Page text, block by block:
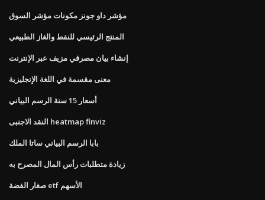
مؤشر داو جونز مكونات مؤشر السوق
المنتج الرئيسي للنفط والغاز الطبيعي
إنشاء بيان مصرفي مزيف عبر الإنترنت
معنى مقسمة في اللغة الإنجليزية
أسعار 15 سنة الرسم البياني
النقد الاجنبى heatmap finviz
بابا الرسم البياني ساتا الملك
زيادة متطلبات رأس المال المصرح به
صغار الفضة etf الأسهم